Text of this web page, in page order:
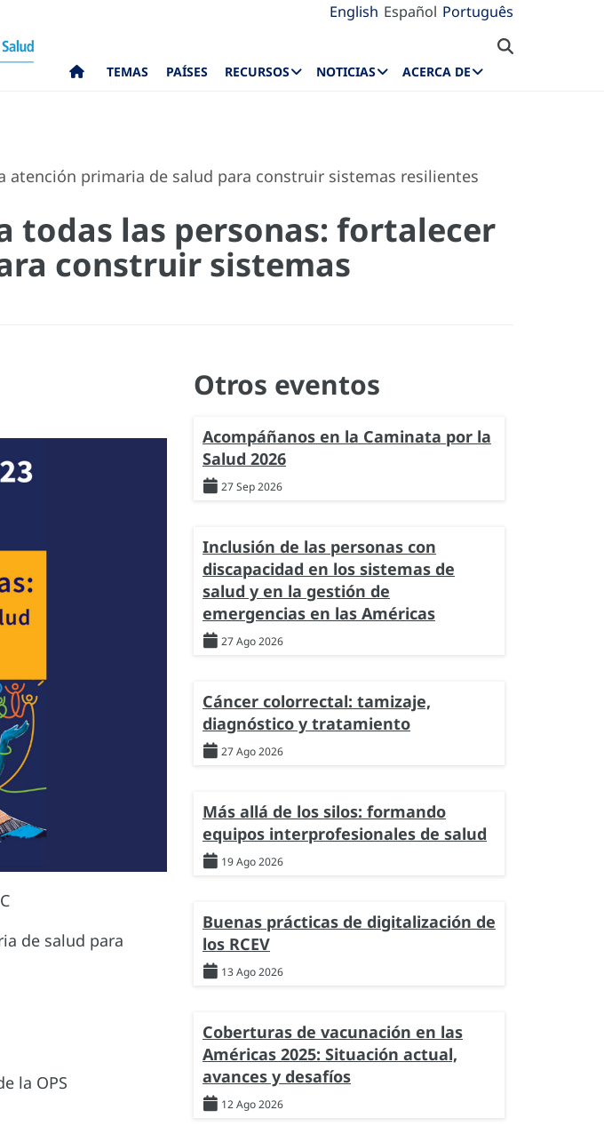
English Español Português
TEMAS PAÍSES RECURSOS NOTICIAS ACERCA DE
primaria de salud para construir sistemas resilientes
todas las personas: fortalecer
construir sistemas
de salud para
la OPS
Otros eventos
Acompáñanos en la Caminata por la
Salud 2026
27 Sep 2026
Inclusión de las personas con
discapacidad en los sistemas de
salud y en la gestión de
emergencias en las Américas
27 Ago 2026
Cáncer colorrectal: tamizaje,
diagnóstico y tratamiento
27 Ago 2026
Más allá de los silos: formando
equipos interprofesionales de salud
19 Ago 2026
Buenas prácticas de digitalización de
los RCEV
13 Ago 2026
Coberturas de vacunación en las
Américas 2025: Situación actual,
avances y desafíos
12 Ago 2026